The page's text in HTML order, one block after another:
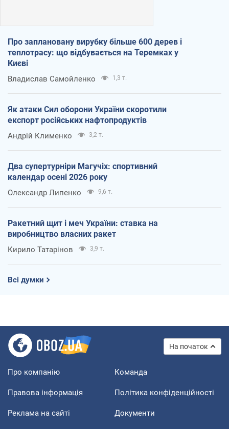
Про заплановану вирубку більше 600 дерев і
теплотрасу: що відбувається на Теремках у
Києві
Владислав Самойленко 1,3 т.
Як атаки Сил оборони України скоротили
експорт російських нафтопродуктів
Андрій Клименко 3,2 т.
Два супертурніри Магучіх: спортивний
календар осені 2026 року
Олександр Липенко 9,6 т.
Ракетний щит і меч України: ставка на
виробництво власних ракет
Кирило Татарінов 3,9 т.
Всі думки
На початок
Про компанію Команда
Правова інформація Політика конфіденційності
Реклама на сайті Документи